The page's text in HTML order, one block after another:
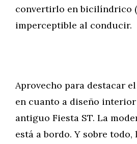
convertirlo en bicilíndrico
imperceptible al conducir.
Aprovecho para destacar
en cuanto a diseño
antiguo Fiesta ST. La
está a bordo. Y sobre